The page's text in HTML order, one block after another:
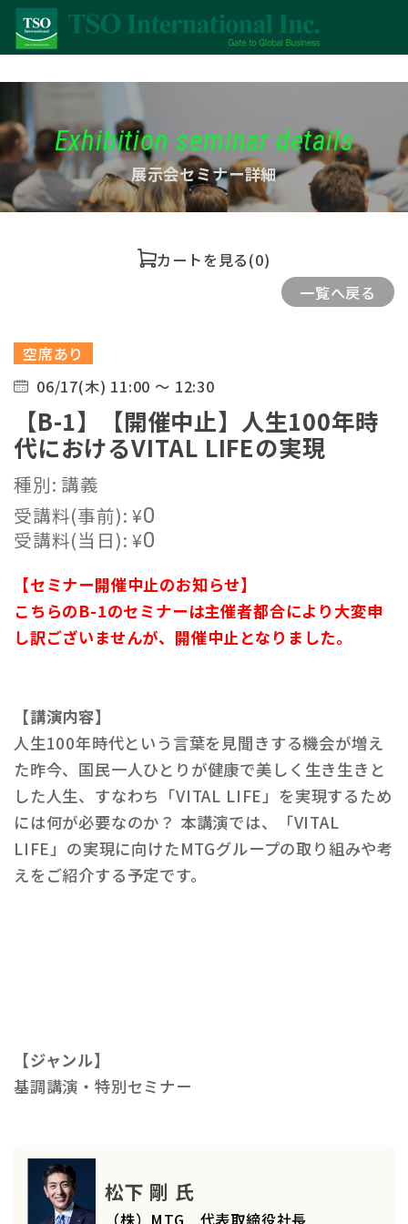
Exhibition seminar details
展示会セミナー詳細
カートを見る(0)
一覧へ戻る
空席あり
06/17(木) 11:00 ～ 12:30
【B-1】【開催中止】人生100年時
代におけるVITAL LIFEの実現
種別: 講義
受講料(事前):¥0
受講料(当日):¥0
【セミナー開催中止のお知らせ】
こちらのB-1のセミナーは主催者都合により大変申
し訳ございませんが、開催中止となりました。
【講演内容】
人生100年時代という言葉を見聞きする機会が増え
た昨今、国民一人ひとりが健康で美しく生き生きと
した人生、すなわち「VITAL LIFE」を実現するため
には何が必要なのか？ 本講演では、「VITAL
LIFE」の実現に向けたMTGグループの取り組みや考
えをご紹介する予定です。
【ジャンル】
基調講演・特別セミナー
松下 剛 氏
（株）MTG 代表取締役社長